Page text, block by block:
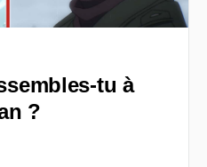
tu à
?